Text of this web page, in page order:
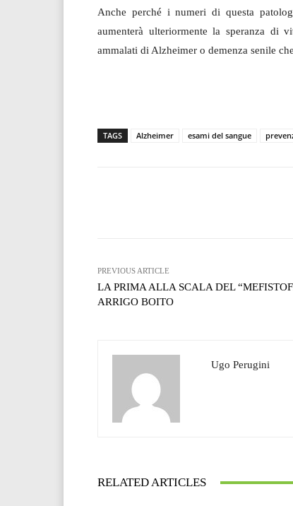
Anche perché i numeri di questa
aumenterà ulteriormente la speranza di
ammalati di Alzheimer o demenza senile
TAGS Alzheimer esami del sangue
PREVIOUS ARTICLE
LA PRIMA ALLA SCALA DEL
ARRIGO BOITO
Ugo Perugini
RELATED ARTICLES